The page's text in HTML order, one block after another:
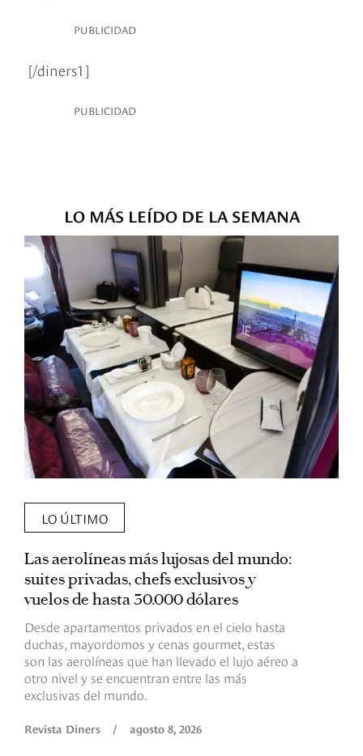
PUBLICIDAD
[/diners1]
PUBLICIDAD
LO MÁS LEÍDO DE LA SEMANA
LO ÚLTIMO
Las aerolíneas más lujosas del mundo:
suites privadas, chefs exclusivos y
vuelos de hasta 30.000 dólares
Desde apartamentos privados en el cielo hasta
duchas, mayordomos y cenas gourmet, estas
son las aerolíneas que han llevado el lujo aéreo a
otro nivel y se encuentran entre las más
exclusivas del mundo.
Revista Diners / agosto 8, 2026